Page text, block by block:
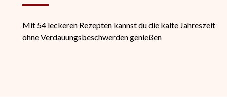
Mit 54 leckeren Rezepten kannst du die kalte Jahreszeit
ohne Verdauungsbeschwerden genießen